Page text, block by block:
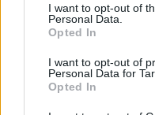
I want to opt-out of
Personal Data.
Opted In
I want to opt-out of
Personal Data for
Opted In
kötéslistái